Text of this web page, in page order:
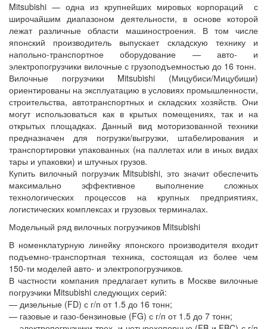
Mitsubishi — одна из крупнейших мировых корпораций с
широчайшим диапазоном деятельности, в основе которой
лежат различные области машиностроения. В том числе
японский производитель выпускает складскую технику и
напольно-транспортное оборудование — авто- и
электропогрузчики вилочные с грузоподъемностью до 16 тонн.
Вилочные погрузчики Mitsubishi (Мицубиси/Мицубиши)
ориентированы на эксплуатацию в условиях промышленности,
строительства, автотранспортных и складских хозяйств. Они
могут использоваться как в крытых помещениях, так и на
открытых площадках. Данный вид моторизованной техники
предназначен для погрузки/выгрузки, штабелирования и
транспортировки упакованных (на паллетах или в иных видах
тары и упаковки) и штучных грузов.
Купить вилочный погрузчик Mitsubishi, это значит обеспечить
максимально эффективное выполнение сложных
технологических процессов на крупных предприятиях,
логистических комплексах и грузовых терминалах.
Модельный ряд вилочных погрузчиков Mitsubishi
В номенклатурную линейку японского производителя входит
подъемно-транспортная техника, состоящая из более чем
150-ти моделей авто- и электропогрузчиков.
В частности компания предлагает купить в Москве вилочные
погрузчики Mitsubishi следующих серий:
— дизельные (FD) с г/п от 1.5 до 16 тонн;
— газовые и газо-бензиновые (FG) с г/п от 1.5 до 7 тонн;